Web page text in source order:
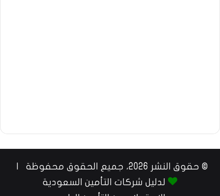
© حقوق النشر 2026، جميع الحقوق محفوظة |
لدليل شركات التأمين السعودية